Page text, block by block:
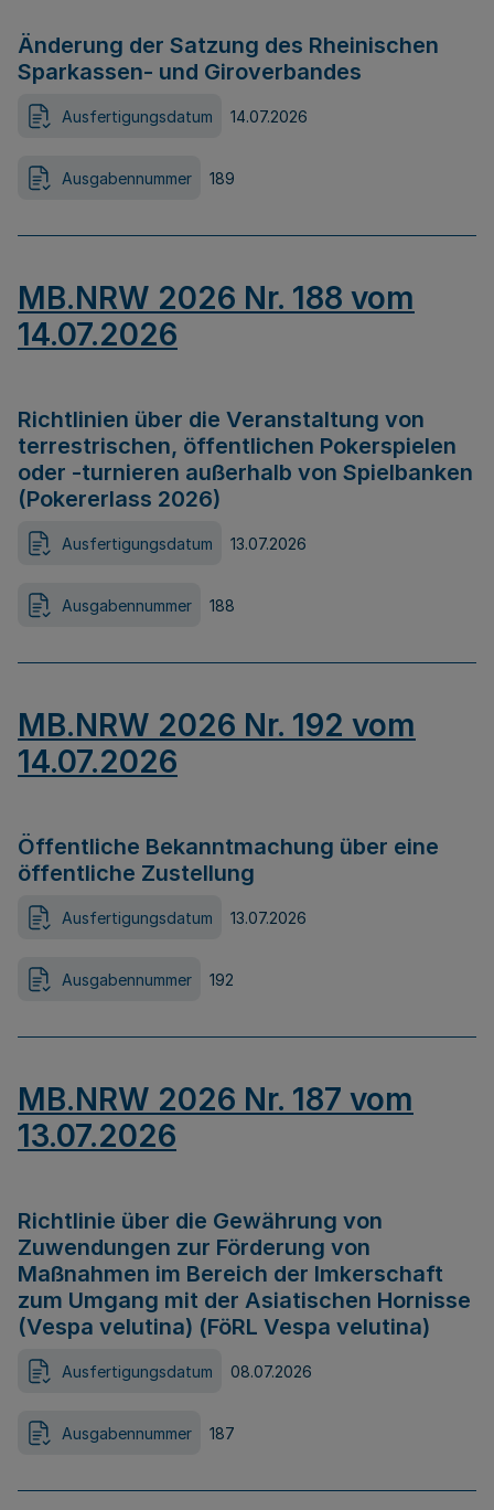
Änderung der Satzung des Rheinischen
Sparkassen- und Giroverbandes
Ausfertigungsdatum 14.07.2026
Ausgabennummer 189
MB.NRW 2026 Nr. 188 vom
14.07.2026
Richtlinien über die Veranstaltung von
terrestrischen, öffentlichen Pokerspielen
oder -turnieren außerhalb von Spielbanken
(Pokererlass 2026)
Ausfertigungsdatum 13.07.2026
Ausgabennummer 188
MB.NRW 2026 Nr. 192 vom
14.07.2026
Öffentliche Bekanntmachung über eine
öffentliche Zustellung
Ausfertigungsdatum 13.07.2026
Ausgabennummer 192
MB.NRW 2026 Nr. 187 vom
13.07.2026
Richtlinie über die Gewährung von
Zuwendungen zur Förderung von
Maßnahmen im Bereich der Imkerschaft
zum Umgang mit der Asiatischen Hornisse
(Vespa velutina) (FöRL Vespa velutina)
Ausfertigungsdatum 08.07.2026
Ausgabennummer 187